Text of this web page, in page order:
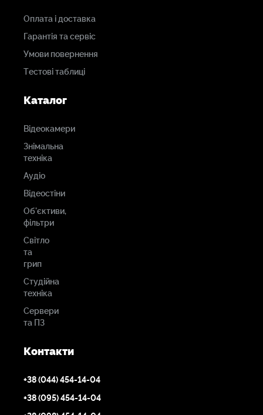
Оплата і доставка
Гарантія та сервіс
Умови повернення
Тестові таблиці
Каталог
Відеокамери
Знімальна
техніка
Аудіо
Відеостіни
Об'єктиви,
фільтри
Світло
та
грип
Студійна
техніка
Сервери
та ПЗ
Контакти
+38 (044) 454-14-04
+38 (095) 454-14-04